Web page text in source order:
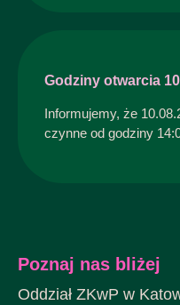
Godziny otwarcia
Informujemy, że
czynne od godziny
Poznaj nas bliżej
Oddział ZKwP w